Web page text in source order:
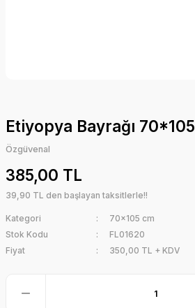
Etiyopya Bayrağı 70*105
Özgüvenal
385,00 TL
39,90 TL den başlayan taksitlerle!!
Kategori
70x105 cm
Stok Kodu
FL01620
Fiyat
350,00 TL + KDV